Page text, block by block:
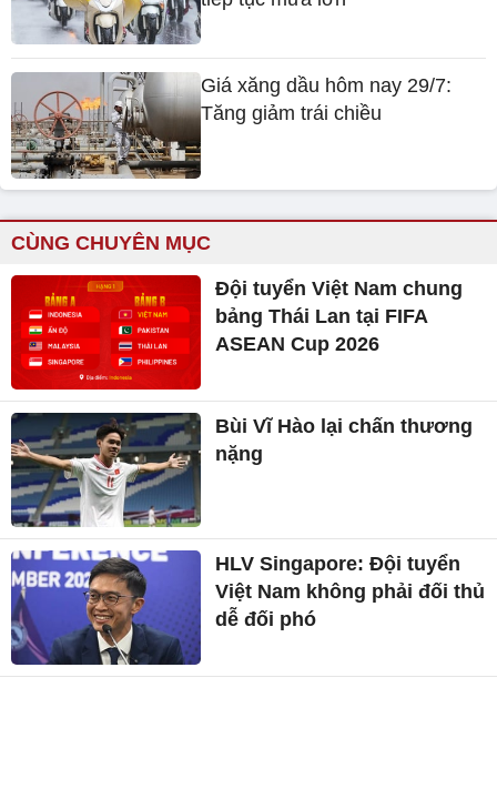
Giá xăng dầu hôm nay 29/7:
Tăng giảm trái chiều
CÙNG CHUYÊN MỤC
Đội tuyển Việt Nam chung
bảng Thái Lan tại FIFA
ASEAN Cup 2026
Bùi Vĩ Hào lại chấn thương
nặng
HLV Singapore: Đội tuyển
Việt Nam không phải đối thủ
dễ đối phó